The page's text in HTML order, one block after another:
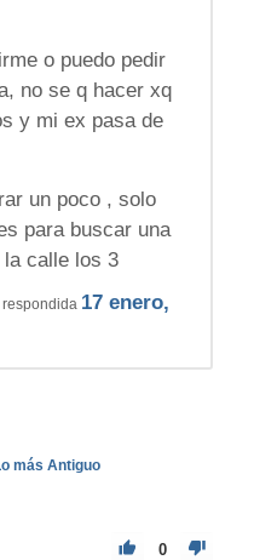
o puedo pedir
no se q hacer xq
y mi ex pasa de
un poco , solo
para buscar una
calle los 3
respondida 17 enero,
más Antiguo
0